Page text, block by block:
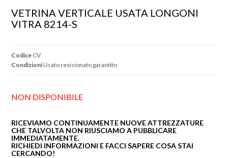
VETRINA VERTICALE USATA LONGONI
VITRA 8214-S
Codice CV
CondizioniUsato revisionato garantito
NON DISPONIBILE
RICEVIAMO CONTINUAMENTE NUOVE ATTREZZATURE
CHE TALVOLTA NON RIUSCIAMO A PUBBLICARE
IMMEDIATAMENTE.
RICHIEDI INFORMAZIONI E FACCI SAPERE COSA STAI
CERCANDO!